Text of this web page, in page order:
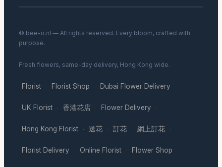
© bee-o.nl — All rights reserved. Every bloom, crafted with
purpose.
Fresh flowers, same-day delivery, Hong Kong wide.
Florist · Florist Shop · Dubai Flower Delivery ·
UK Florist · 香港花店 · Flower Delivery ·
Hong Kong Florist · 送花 · 訂花 · 網上訂花 ·
Florist Delivery · Online Florist · Flower Shop ·